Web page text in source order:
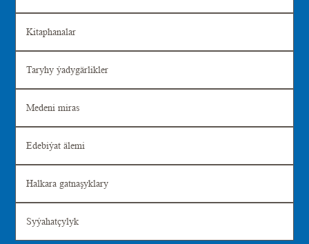
Kitaphanalar
Taryhy ýadygärlikler
Medeni miras
Edebiýat älemi
Halkara gatnaşyklary
Syýahatçylyk